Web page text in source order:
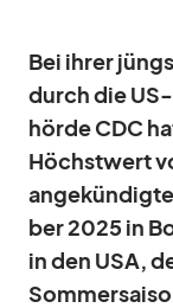
Bei ih­rer
durch die
hörde CDC
Höchst­wert
ber 2025 in
in den USA,